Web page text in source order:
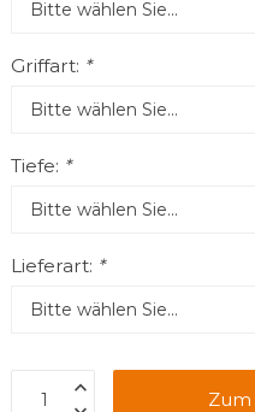
Griffart: *
Tiefe: *
Lieferart: *